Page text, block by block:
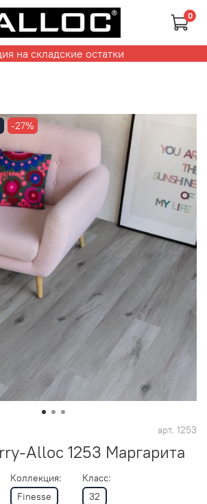
0
на складские остатки
-27%
арт. 1253
Alloc 1253 Маргарита
Коллекция:
Finesse
Класс:
32